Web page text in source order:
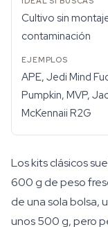
Cultivo sin
contaminación
APE, Jedi Mind
Pumpkin, MVP,
McKennaii R2G
Los kits clásicos
600 g de peso
de una sola bolsa,
unos 500 g, pero